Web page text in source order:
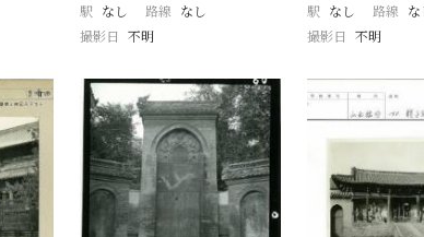
駅 なし 路線 なし
撮影日 不明
駅 なし 路線 な
撮影日 不明